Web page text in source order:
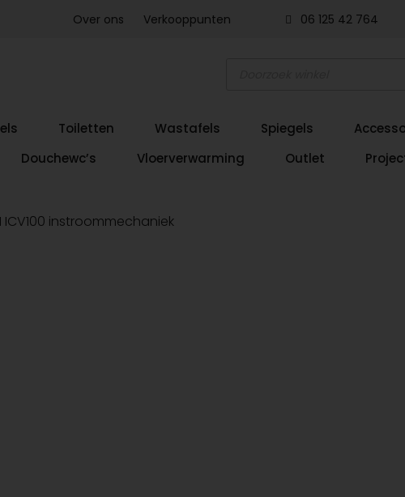
06 125 42 764
Over ons Verkooppunten
Toiletten Wastafels Spiegels
Douchewc’s Vloerverwarming Outlet
ICV100 instroommechaniek